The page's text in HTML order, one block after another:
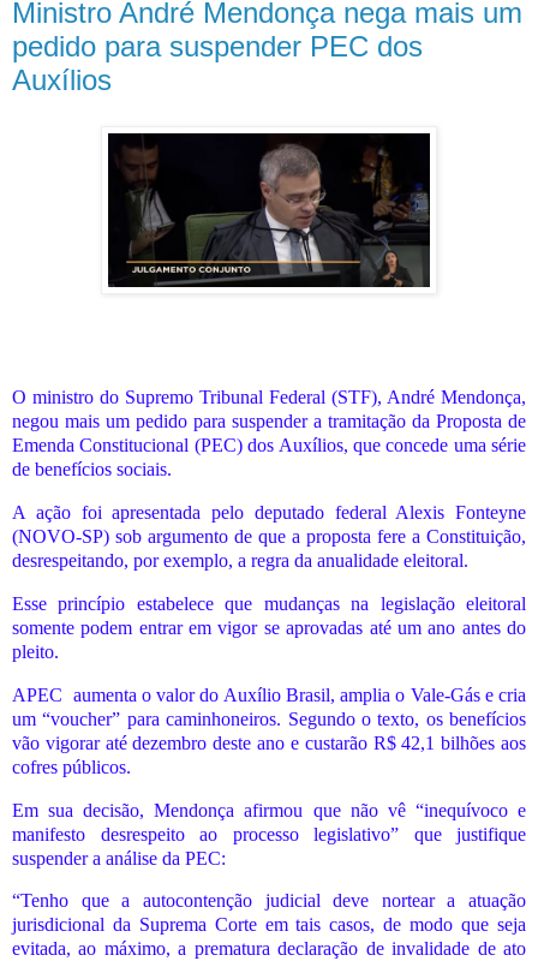
Ministro André Mendonça nega mais um
pedido para suspender PEC dos
Auxílios
O ministro do Supremo Tribunal Federal (STF), André Mendonça,
negou mais um pedido para suspender a tramitação da Proposta de
Emenda Constitucional (PEC) dos Auxílios, que concede uma série
de benefícios sociais.
A ação foi apresentada pelo deputado federal Alexis Fonteyne
(NOVO-SP) sob argumento de que a proposta fere a Constituição,
desrespeitando, por exemplo, a regra da anualidade eleitoral.
Esse princípio estabelece que mudanças na legislação eleitoral
somente podem entrar em vigor se aprovadas até um ano antes do
pleito.
APEC aumenta o valor do Auxílio Brasil, amplia o Vale-Gás e cria
um “voucher” para caminhoneiros. Segundo o texto, os benefícios
vão vigorar até dezembro deste ano e custarão R$ 42,1 bilhões aos
cofres públicos.
Em sua decisão, Mendonça afirmou que não vê “inequívoco e
manifesto desrespeito ao processo legislativo” que justifique
suspender a análise da PEC:
“Tenho que a autocontenção judicial deve nortear a atuação
jurisdicional da Suprema Corte em tais casos, de modo que seja
evitada, ao máximo, a prematura declaração de invalidade de ato